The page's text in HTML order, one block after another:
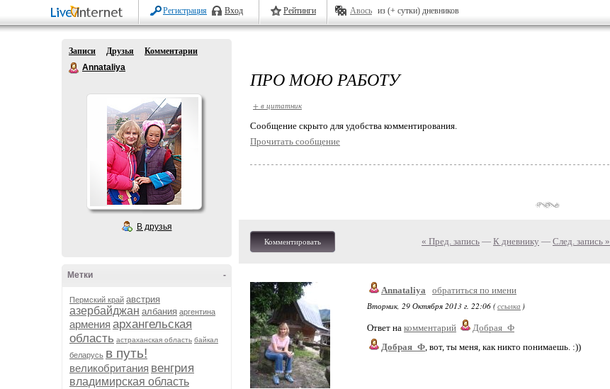
Регистрация Вход Рейтинги Авось из (+ сутки) дневников
Записи Друзья
Комментарии
Annataliya
В друзья
-
Метки
Пермский край австрия
азербайджан албания аргентина
армения архангельская
область астраханская область байкал
беларусь в путь!
великобритания венгрия
владимирская область
ПРО МОЮ РАБОТУ
+ в цитатник
Cообщение скрыто для удобства комментирования.
Прочитать сообщение
Комментировать « Пред. запись — К дневнику — След. запись »
Annataliya
обратиться по имени
Вторник, 29 Октября 2013 г. 22:06 (ссылка )
Ответ на комментарий
Добрая_Ф
Добрая_Ф, вот, ты меня, как никто понимаешь. :))